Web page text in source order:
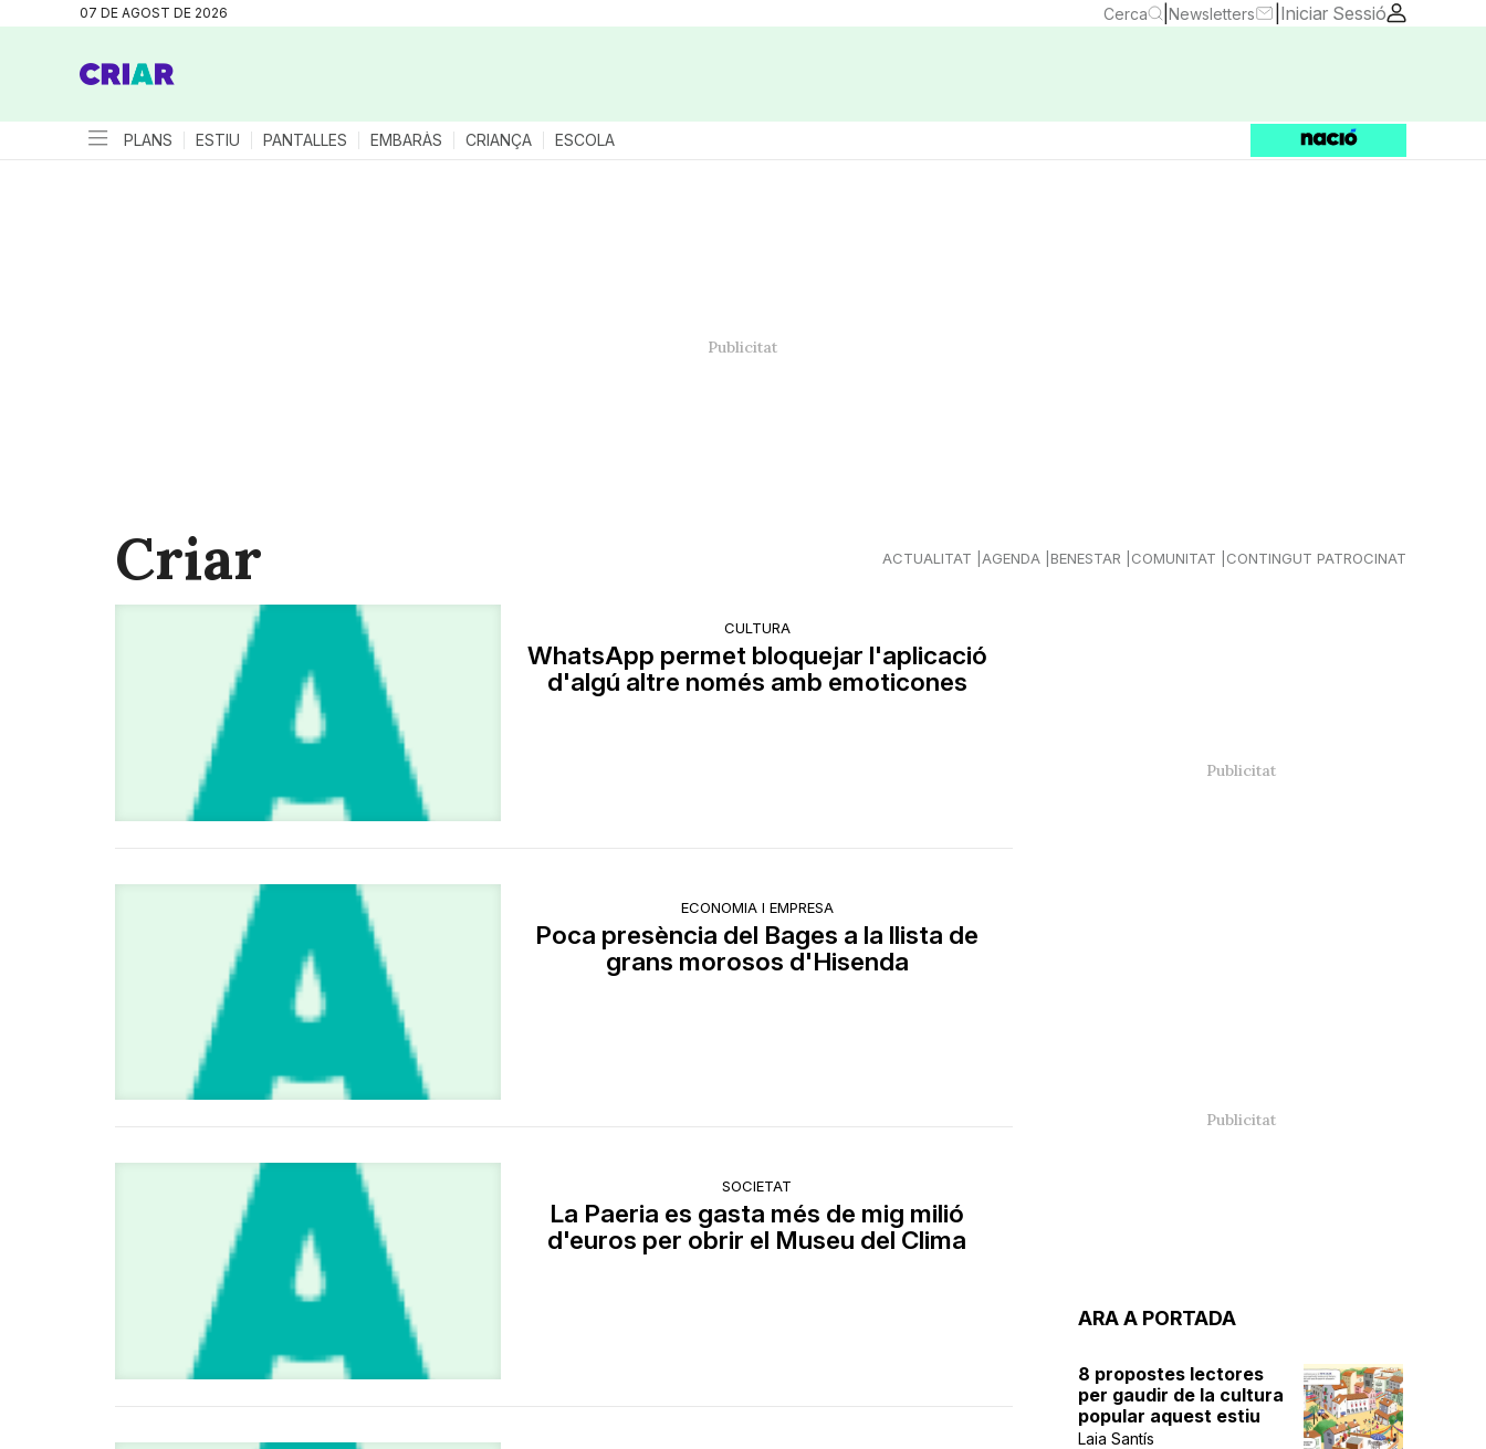
07 DE AGOST DE 2026 Cerca Newsletters Iniciar Sessió
PLANS ESTIU PANTALLES EMBARÀS CRIANÇA ESCOLA
Criar ACTUALITAT AGENDA BENESTAR COMUNITAT CONTINGUT PATROCINAT
CULTURA
WhatsApp permet bloquejar l'aplicació
d'algú altre només amb emoticones
ECONOMIA I EMPRESA
Poca presència del Bages a la llista de
grans morosos d'Hisenda
SOCIETAT
La Paeria es gasta més de mig milió
d'euros per obrir el Museu del Clima
ARA A PORTADA
8 propostes lectores
per gaudir de la cultura
popular aquest estiu
Laia Santís